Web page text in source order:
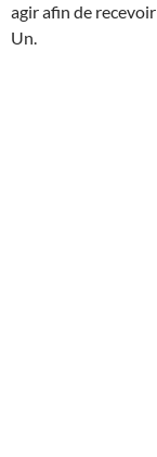
agir afin de
Un.